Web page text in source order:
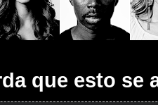
que esto se